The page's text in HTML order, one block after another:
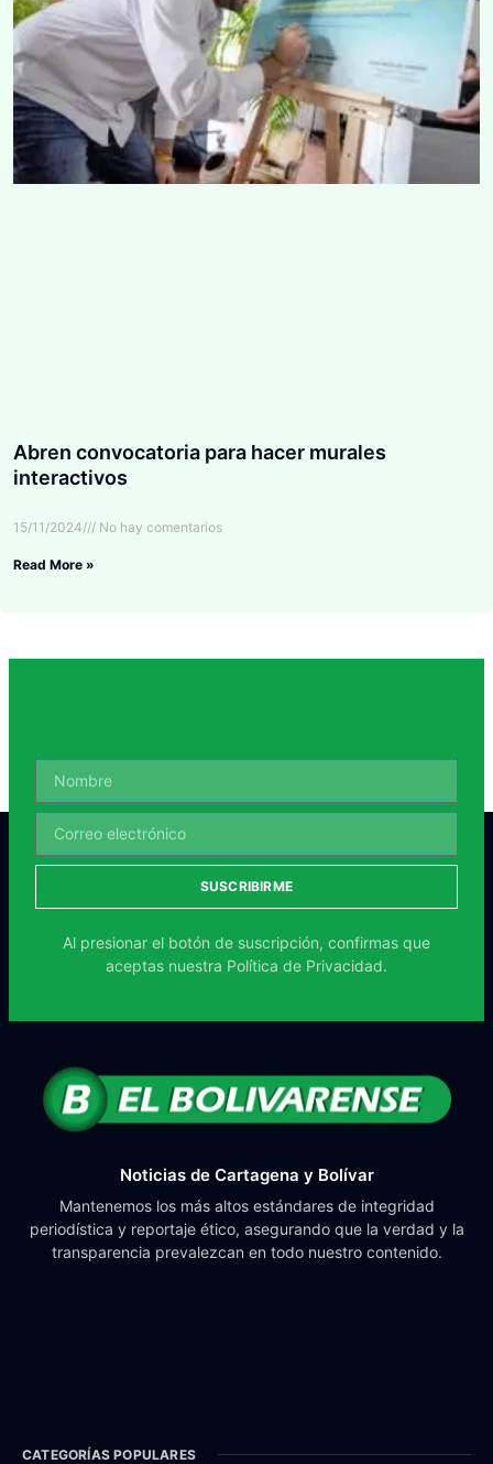
Abren convocatoria para hacer murales
interactivos
15/11/2024 No hay comentarios
Read More »
SUSCRIBIRME
Al presionar el botón de suscripción, confirmas que
aceptas nuestra Política de Privacidad.
Noticias de Cartagena y Bolívar
Mantenemos los más altos estándares de integridad
periodística y reportaje ético, asegurando que la verdad y la
transparencia prevalezcan en todo nuestro contenido.
CATEGORÍAS POPULARES